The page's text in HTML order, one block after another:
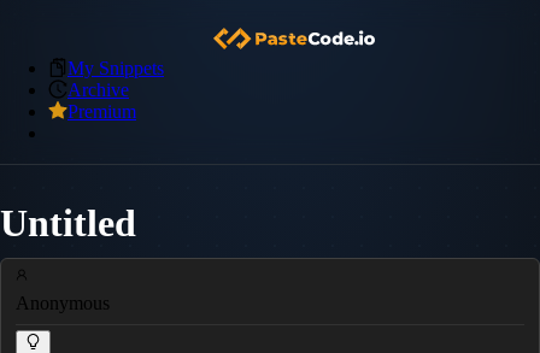
My Snippets
Archive
Premium
Untitled
Anonymous